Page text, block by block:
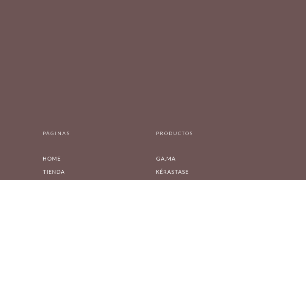
PÁGINAS
HOME
TIENDA
PRODUCTOS
GA.MA
KÉRASTASE